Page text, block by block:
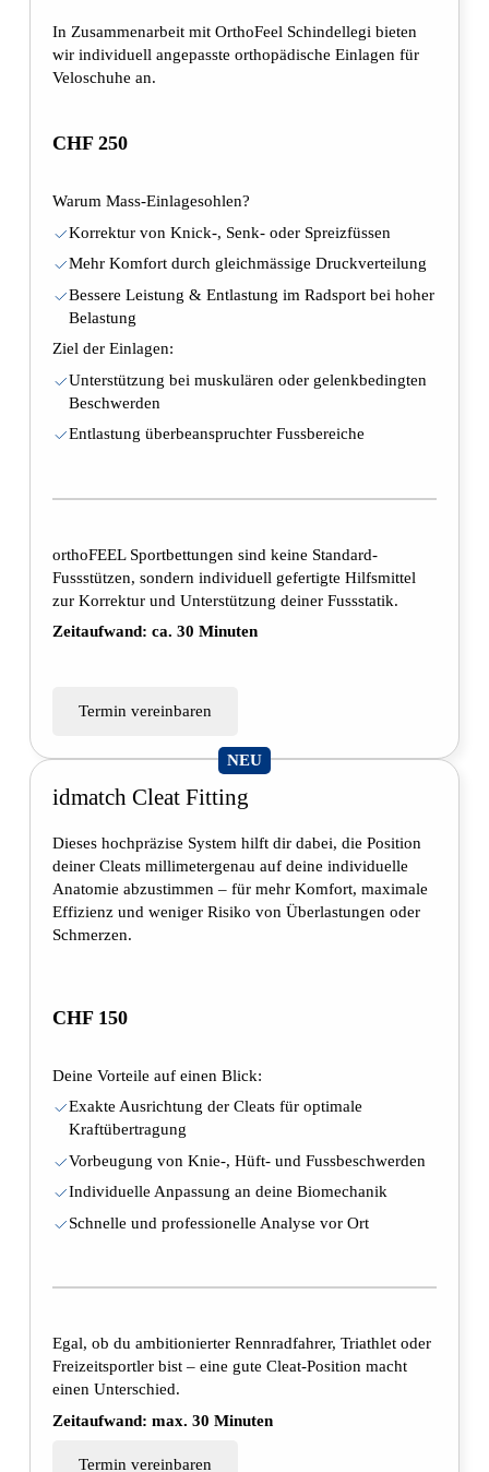
In Zusammenarbeit mit OrthoFeel Schindellegi bieten
wir individuell angepasste orthopädische Einlagen für
Veloschuhe an.
CHF 250
Warum Mass-Einlagesohlen?
Korrektur von Knick-, Senk- oder Spreizfüssen
Mehr Komfort durch gleichmässige Druckverteilung
Bessere Leistung & Entlastung im Radsport bei hoher
Belastung
Ziel der Einlagen:
Unterstützung bei muskulären oder gelenkbedingten
Beschwerden
Entlastung überbeanspruchter Fussbereiche
orthoFEEL Sportbettungen sind keine Standard-
Fussstützen, sondern individuell gefertigte Hilfsmittel
zur Korrektur und Unterstützung deiner Fussstatik.
Zeitaufwand: ca. 30 Minuten
Termin vereinbaren
NEU
idmatch Cleat Fitting
Dieses hochpräzise System hilft dir dabei, die Position
deiner Cleats millimetergenau auf deine individuelle
Anatomie abzustimmen – für mehr Komfort, maximale
Effizienz und weniger Risiko von Überlastungen oder
Schmerzen.
CHF 150
Deine Vorteile auf einen Blick:
Exakte Ausrichtung der Cleats für optimale
Kraftübertragung
Vorbeugung von Knie-, Hüft- und Fussbeschwerden
Individuelle Anpassung an deine Biomechanik
Schnelle und professionelle Analyse vor Ort
Egal, ob du ambitionierter Rennradfahrer, Triathlet oder
Freizeitsportler bist – eine gute Cleat-Position macht
einen Unterschied.
Zeitaufwand: max. 30 Minuten
Termin vereinbaren